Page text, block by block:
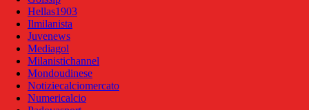
Hellas1903
Ilmilanista
Juvenews
Mediagol
Milanistichannel
Mondoudinese
Notiziecalciomercato
Numericalcio